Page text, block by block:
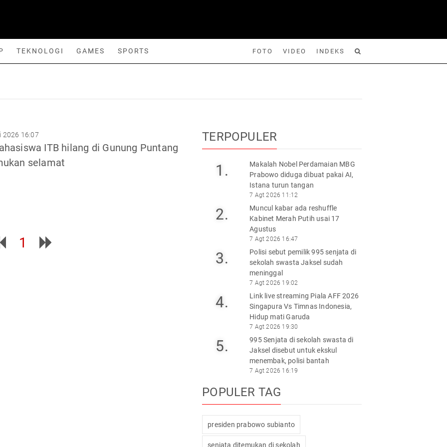
TEKNOLOGI GAMES SPORTS FOTO VIDEO INDEKS
2026 16:07
ITB hilang di Gunung Puntang
selamat
1
TERPOPULER
1.
Makalah Nobel Perdamaian MBG
Prabowo diduga dibuat pakai AI,
Istana turun tangan
7 Agt 2026 11:12
2.
Muncul kabar ada reshuffle
Kabinet Merah Putih usai 17
Agustus
7 Agt 2026 16:47
3.
Polisi sebut pemilik 995 senjata di
sekolah swasta Jaksel sudah
meninggal
7 Agt 2026 19:02
4.
Link live streaming Piala AFF 2026
Singapura Vs Timnas Indonesia,
Hidup mati Garuda
7 Agt 2026 19:30
5.
995 Senjata di sekolah swasta di
Jaksel disebut untuk ekskul
menembak, polisi bantah
7 Agt 2026 16:19
POPULER TAG
presiden prabowo subianto
senjata ditemukan di sekolah